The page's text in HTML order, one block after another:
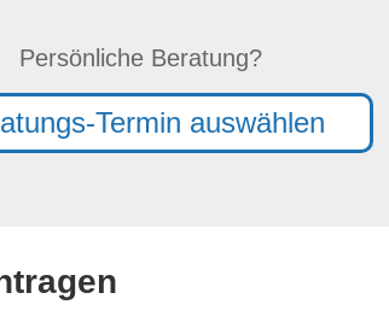
Termin auswählen
Persönliche Beratung?